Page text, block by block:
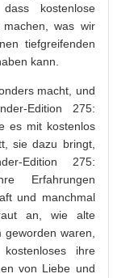
kostenlose
was wir
tiefgreifenden
kann.
macht, und
Edition 275:
es mit kostenlos
sie dazu bringt,
Edition 275:
Erfahrungen
und manchmal
an, wie alte
waren,
ihre
von Liebe und